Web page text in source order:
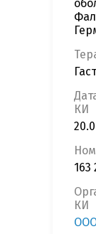
КИ
163
КИ